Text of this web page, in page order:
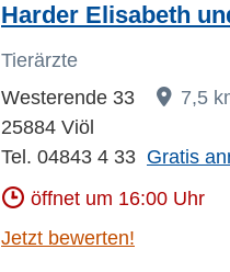
Harder Elisabeth
Tierärzte
Westerende 33
7,5
25884 Viöl
Tel. 04843 4 33 Gratis
öffnet um 16:00 Uhr
Jetzt bewerten!